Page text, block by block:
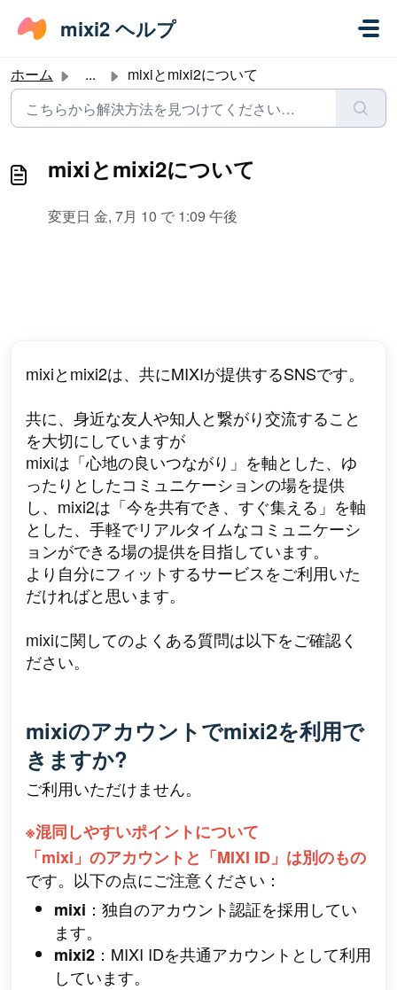
mixi2 ヘルプ
ホーム ... mixiとmixi2について
mixiとmixi2について
変更日 金, 7月 10 で 1:09 午後
mixiとmixi2は、共にMIXIが提供するSNSです。
共に、身近な友人や知人と繋がり交流すること
を大切にしていますが
mixiは「心地の良いつながり」を軸とした、ゆ
ったりとしたコミュニケーションの場を提供
し、mixi2は「今を共有でき、すぐ集える」を軸
とした、手軽でリアルタイムなコミュニケーシ
ョンができる場の提供を目指しています。
より自分にフィットするサービスをご利用いた
だければと思います。
mixiに関してのよくある質問は以下をご確認く
ださい。
mixiのアカウントでmixi2を利用で
きますか?
ご利用いただけません。
※混同しやすいポイントについて
「mixi」のアカウントと「MIXI ID」は別のもの
です。以下の点にご注意ください：
mixi ：独自のアカウント認証を採用してい
ます。
mixi2 ：MIXI IDを共通アカウントとして利用
しています。